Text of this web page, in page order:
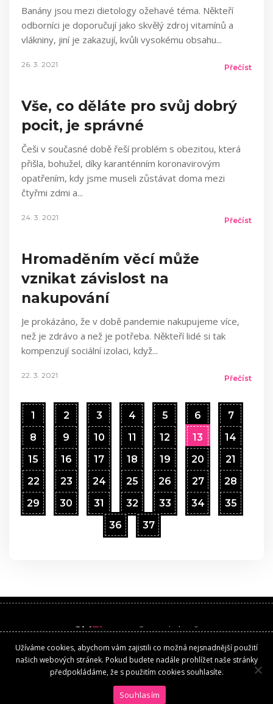
Banány jsou mezi dietology ožehavé téma. Někteří
odborníci je doporučují jako skvělý zdroj vitamínů a
vlákniny, jiní je zakazují, kvůli vysokému obsahu
Přečíst
26. 3. 2021
Vše, co děláte pro svůj dobrý
pocit, je správné
Češi v současné době řeší problém s obezitou, která
přišla, bohužel, díky karanténním koronavirovým
opatřením, kdy jsme museli zůstávat doma mezi
čtyřmi zdmi a
Přečíst
24. 3. 2021
Hromaděním věcí může
vznikat závislost na
nakupování
Je prokázáno, že v době pandemie nakupujeme více,
než je zdrávo a než je potřeba. Někteří lidé si tak
kompenzují sociální izolaci, když
Přečíst
22. 3. 2021
1 2 3 4 5 6
7
8
9 10 11 12 13
14
15
16 17 18 19 20
21
22
23 24 25 26 27
28
29
30 31 32 33 34
35
36
37
GirlTime.czCopyright ©
Kontakt
Užíváme cookies, abychom vám zajistili co možná nejsnadnější použití
našich webových stránek. Pokud budete nadále prohlížet naše stránky
předpokládáme, že s použitím cookies souhlasíte.
Souhlasím